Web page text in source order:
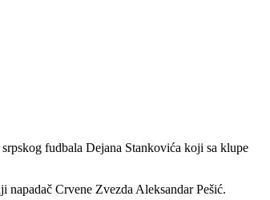
fudbala Dejana Stankovića koji sa klupe
Crvene Zvezda Aleksandar Pešić.